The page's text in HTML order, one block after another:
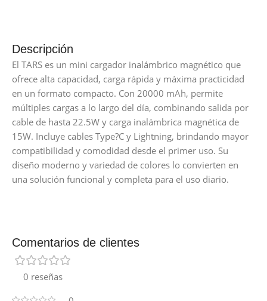
Descripción
El TARS es un mini cargador inalámbrico magnético que
ofrece alta capacidad, carga rápida y máxima practicidad
en un formato compacto. Con 20000 mAh, permite
múltiples cargas a lo largo del día, combinando salida por
cable de hasta 22.5W y carga inalámbrica magnética de
15W. Incluye cables Type?C y Lightning, brindando mayor
compatibilidad y comodidad desde el primer uso. Su
diseño moderno y variedad de colores lo convierten en
una solución funcional y completa para el uso diario.
Comentarios de clientes
0 reseñas